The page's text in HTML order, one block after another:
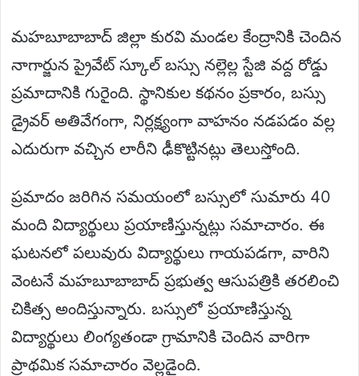
మహబూబాబాద్ జిల్లా కురవి మండల కేంద్రానికి చెందిన
నాగార్జున ప్రైవేట్ స్కూల్ బస్సు నల్లెల్ల స్టేజి వద్ద రోడ్డు
ప్రమాదానికి గురైంది. స్థానికుల కథనం ప్రకారం, బస్సు
డ్రైవర్ అతివేగంగా, నిర్లక్ష్యంగా వాహనం నడపడం వల్ల
ఎదురుగా వచ్చిన లారీని ఢీకొట్టినట్లు తెలుస్తోంది.
ప్రమాదం జరిగిన సమయంలో బస్సులో సుమారు 40
మంది విద్యార్థులు ప్రయాణిస్తున్నట్లు సమాచారం. ఈ
ఘటనలో పలువురు విద్యార్థులు గాయపడగా, వారిని
వెంటనే మహబూబాబాద్ ప్రభుత్వ ఆసుపత్రికి తరలించి
చికిత్స అందిస్తున్నారు. బస్సులో ప్రయాణిస్తున్న
విద్యార్థులు లింగ్యతండా గ్రామానికి చెందిన వారిగా
ప్రాథమిక సమాచారం వెల్లడైంది.